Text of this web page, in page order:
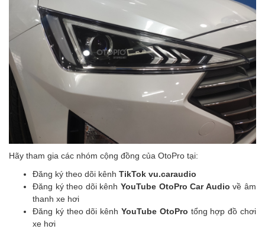
Hãy tham gia các nhóm cộng đồng của OtoPro tại:
Đăng ký theo dõi kênh TikTok vu.caraudio
Đăng ký theo dõi kênh YouTube OtoPro Car Audio về âm
thanh xe hơi
Đăng ký theo dõi kênh YouTube OtoPro tổng hợp đồ chơi
xe hơi